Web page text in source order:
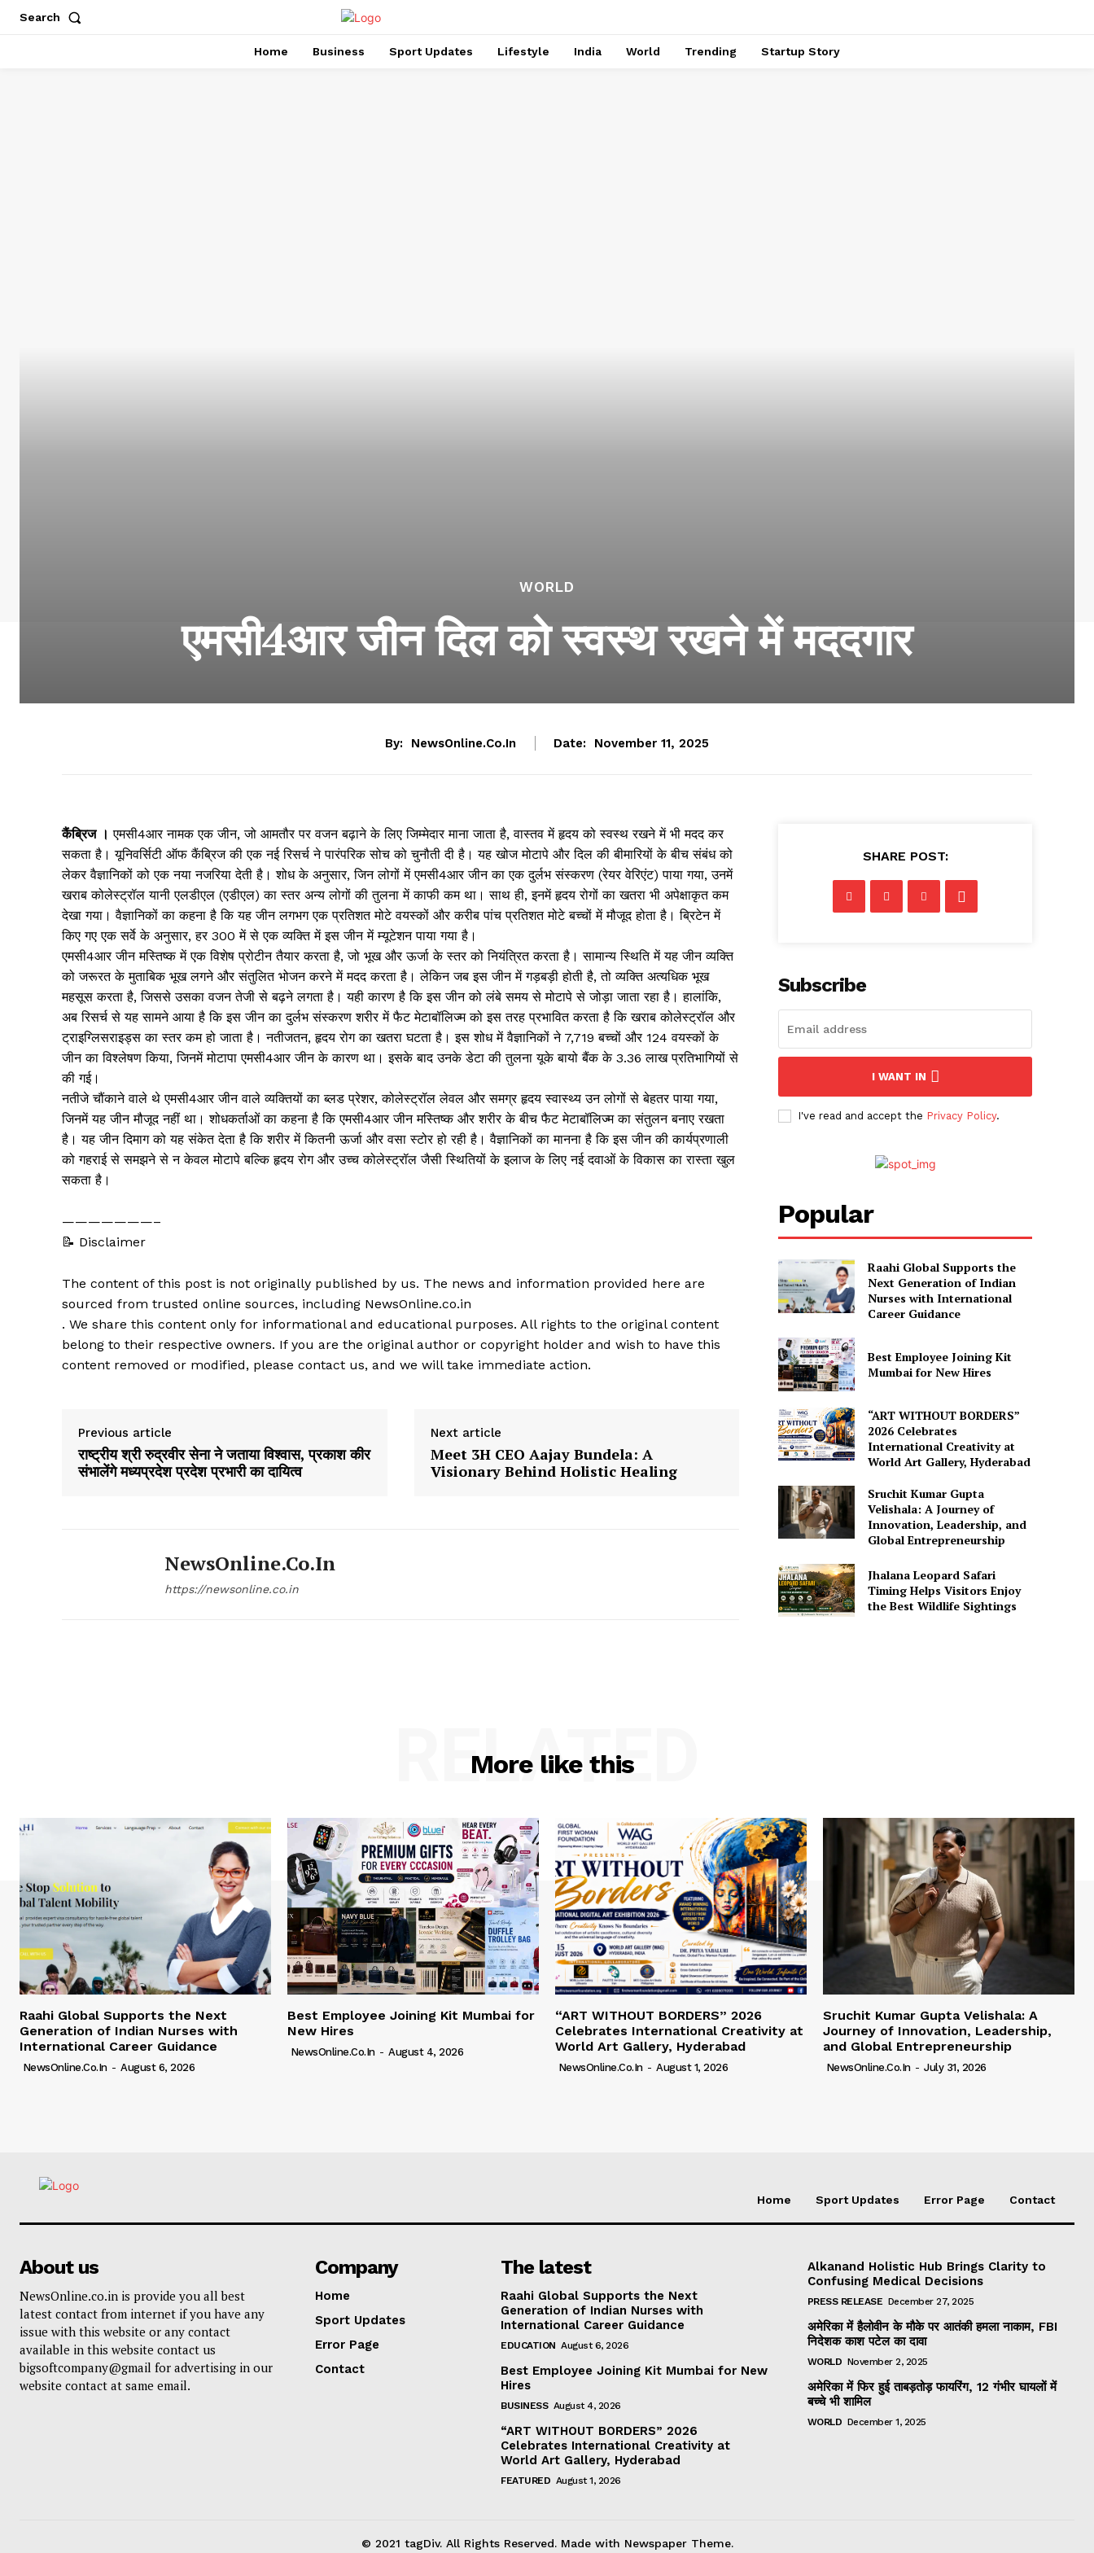
Search
Home Business Sport Updates Lifestyle India World Trending Startup Story
WORLD
एमसी4आर जीन दिल को स्वस्थ रखने में मददगार
By: NewsOnline.co.in Date: November 11, 2025
कैंब्रिज ।एमसी4आर नामक एक जीन, जो आमतौर पर वजन बढ़ाने के लिए जिम्मेदार माना जाता है, वास्तव में हृदय को स्वस्थ रखने में भी मदद कर
सकता है। यूनिवर्सिटी ऑफ कैंब्रिज की एक नई रिसर्च ने पारंपरिक सोच को चुनौती दी है। यह खोज मोटापे और दिल की बीमारियों के बीच संबंध को
लेकर वैज्ञानिकों को एक नया नजरिया देती है। शोध के अनुसार, जिन लोगों में एमसी4आर जीन का एक दुर्लभ संस्करण (रेयर वेरिएंट) पाया गया, उनमें
खराब कोलेस्ट्रॉल यानी एलडीएल (एडीएल) का स्तर अन्य लोगों की तुलना में काफी कम था। साथ ही, इनमें हृदय रोगों का खतरा भी अपेक्षाकृत कम
देखा गया। वैज्ञानिकों का कहना है कि यह जीन लगभग एक प्रतिशत मोटे वयस्कों और करीब पांच प्रतिशत मोटे बच्चों में मौजूद होता है। ब्रिटेन में
किए गए एक सर्वे के अनुसार, हर 300 में से एक व्यक्ति में इस जीन में म्यूटेशन पाया गया है।
एमसी4आर जीन मस्तिष्क में एक विशेष प्रोटीन तैयार करता है, जो भूख और ऊर्जा के स्तर को नियंत्रित करता है। सामान्य स्थिति में यह जीन व्यक्ति
को जरूरत के मुताबिक भूख लगने और संतुलित भोजन करने में मदद करता है। लेकिन जब इस जीन में गड़बड़ी होती है, तो व्यक्ति अत्यधिक भूख
महसूस करता है, जिससे उसका वजन तेजी से बढ़ने लगता है। यही कारण है कि इस जीन को लंबे समय से मोटापे से जोड़ा जाता रहा है। हालांकि,
अब रिसर्च से यह सामने आया है कि इस जीन का दुर्लभ संस्करण शरीर में फैट मेटाबॉलिज्म को इस तरह प्रभावित करता है कि खराब कोलेस्ट्रॉल और
ट्राइग्लिसराइड्स का स्तर कम हो जाता है। नतीजतन, हृदय रोग का खतरा घटता है। इस शोध में वैज्ञानिकों ने 7,719 बच्चों और 124 वयस्कों के
जीन का विश्लेषण किया, जिनमें मोटापा एमसी4आर जीन के कारण था। इसके बाद उनके डेटा की तुलना यूके बायो बैंक के 3.36 लाख प्रतिभागियों से
की गई।
नतीजे चौंकाने वाले थे एमसी4आर जीन वाले व्यक्तियों का ब्लड प्रेशर, कोलेस्ट्रॉल लेवल और समग्र हृदय स्वास्थ्य उन लोगों से बेहतर पाया गया,
जिनमें यह जीन मौजूद नहीं था। शोधकर्ताओं का कहना है कि एमसी4आर जीन मस्तिष्क और शरीर के बीच फैट मेटाबॉलिज्म का संतुलन बनाए रखता
है। यह जीन दिमाग को यह संकेत देता है कि शरीर में कितनी ऊर्जा और वसा स्टोर हो रही है। वैज्ञानिकों का मानना है कि इस जीन की कार्यप्रणाली
को गहराई से समझने से न केवल मोटापे बल्कि हृदय रोग और उच्च कोलेस्ट्रॉल जैसी स्थितियों के इलाज के लिए नई दवाओं के विकास का रास्ता खुल
सकता है।
———————–
📝 Disclaimer
The content of this post is not originally published by us. The news and information provided here are
sourced from trusted online sources, including NewsOnline.co.in
. We share this content only for informational and educational purposes. All rights to the original content
belong to their respective owners. If you are the original author or copyright holder and wish to have this
content removed or modified, please contact us, and we will take immediate action.
Previous article
राष्ट्रीय श्री रुद्रवीर सेना ने जताया विश्वास, प्रकाश कीर
संभालेंगे मध्यप्रदेश प्रदेश प्रभारी का दायित्व
Next article
Meet 3H CEO Aajay Bundela: A
Visionary Behind Holistic Healing
NewsOnline.co.in
https://newsonline.co.in
SHARE POST:
Subscribe
I WANT IN
I've read and accept the Privacy Policy.
Popular
Raahi Global Supports the
Next Generation of Indian
Nurses with International
Career Guidance
Best Employee Joining Kit
Mumbai for New Hires
“ART WITHOUT BORDERS”
2026 Celebrates
International Creativity at
World Art Gallery, Hyderabad
Sruchit Kumar Gupta
Velishala: A Journey of
Innovation, Leadership, and
Global Entrepreneurship
Jhalana Leopard Safari
Timing Helps Visitors Enjoy
the Best Wildlife Sightings
More like this
RELATED
Raahi Global Supports the Next
Generation of Indian Nurses with
International Career Guidance
NewsOnline.co.in - August 6, 2026
Best Employee Joining Kit Mumbai for
New Hires
NewsOnline.co.in - August 4, 2026
“ART WITHOUT BORDERS” 2026
Celebrates International Creativity at
World Art Gallery, Hyderabad
NewsOnline.co.in - August 1, 2026
Sruchit Kumar Gupta Velishala: A
Journey of Innovation, Leadership,
and Global Entrepreneurship
NewsOnline.co.in - July 31, 2026
Home Sport Updates Error Page Contact
About us
NewsOnline.co.in is provide you all best
latest contact from internet if you have any
issue with this website or any contact
available in this website contact us
bigsoftcompany@gmail for advertising in our
website contact at same email.
Company
Home
Sport Updates
Error Page
Contact
The latest
Raahi Global Supports the Next
Generation of Indian Nurses with
International Career Guidance
EDUCATION August 6, 2026
Best Employee Joining Kit Mumbai for New
Hires
BUSINESS August 4, 2026
“ART WITHOUT BORDERS” 2026
Celebrates International Creativity at
World Art Gallery, Hyderabad
FEATURED August 1, 2026
Alkanand Holistic Hub Brings Clarity to
Confusing Medical Decisions
PRESS RELEASE December 27, 2025
अमेरिका में हैलोवीन के मौके पर आतंकी हमला नाकाम, FBI
निदेशक काश पटेल का दावा
WORLD November 2, 2025
अमेरिका में फिर हुई ताबड़तोड़ फायरिंग, 12 गंभीर घायलों में
बच्चे भी शामिल
WORLD December 1, 2025
© 2021 tagDiv. All Rights Reserved. Made with Newspaper Theme.